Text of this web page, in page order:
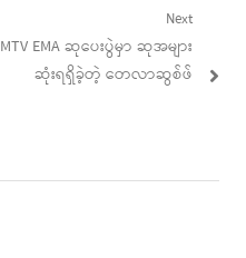
Next
Next
MTV EMA ဆုပေးပွဲမှာ ဆုအများ
ဆုံးရရှိခဲ့တဲ့ တေလာဆွစ်ဖ်